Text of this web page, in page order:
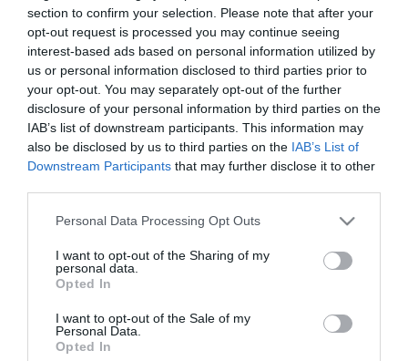
section to confirm your selection. Please note that after your
opt-out request is processed you may continue seeing
interest-based ads based on personal information utilized by
us or personal information disclosed to third parties prior to
your opt-out. You may separately opt-out of the further
disclosure of your personal information by third parties on the
IAB’s list of downstream participants. This information may
also be disclosed by us to third parties on the IAB’s List of
Downstream Participants that may further disclose it to other
Please note that this website/app uses one or more Google
not limited to your visit or usage behaviour. You may click to
grant or deny consent to Google and its third-party tags to
use your data for below specified purposes in below Google
consent section.
Personal Data Processing Opt Outs
I want to opt-out of the Sharing of my
personal data.
Opted In
I want to opt-out of the Sale of my
Personal Data.
Opted In